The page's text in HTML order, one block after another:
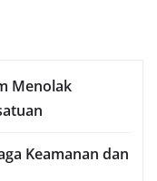
Menolak
Keamanan dan